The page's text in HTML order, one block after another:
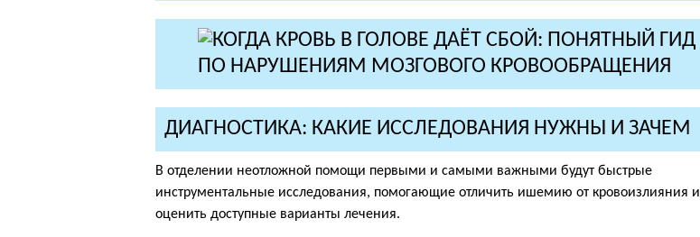
ДИАГНОСТИКА: КАКИЕ ИССЛЕДОВАНИЯ НУЖНЫ И ЗАЧЕМ
В отделении неотложной помощи первыми и самыми важными будут быстрые
инструментальные исследования, помогающие отличить ишемию от кровоизлияния и
оценить доступные варианты лечения.